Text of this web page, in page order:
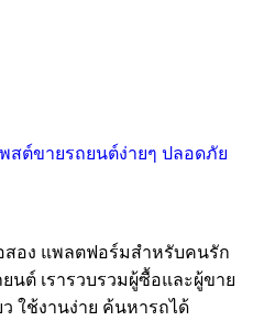
สอง แพลตฟอร์มสำหรับคนรัก
นต์ เรารวบรวมผู้ซื้อและผู้ขาย
ใช้งานง่าย ค้นหารถได้